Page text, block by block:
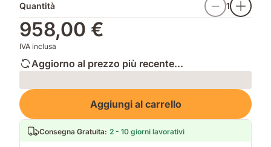
Quantità 1
958,00 €
IVA inclusa
Aggiorno al prezzo più recente...
Loading
Aggiungi al carrello
Consegna Gratuita: 2 - 10 giorni lavorativi